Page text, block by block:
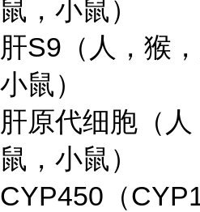
鼠，小鼠）
肝S9（人，猴
小鼠）
肝原代细胞（
鼠，小鼠）
CYP450（